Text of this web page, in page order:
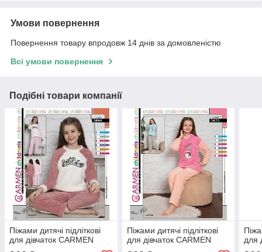
Умови повернення
Повернення товару впродовж 14 днів за домовленістю
Всі умови повернення
Подібні товари компанії
Піжами дитячі підліткові
для дівчаток CARMEN
Піжами дитячі підліткові
для дівчаток CARMEN
для